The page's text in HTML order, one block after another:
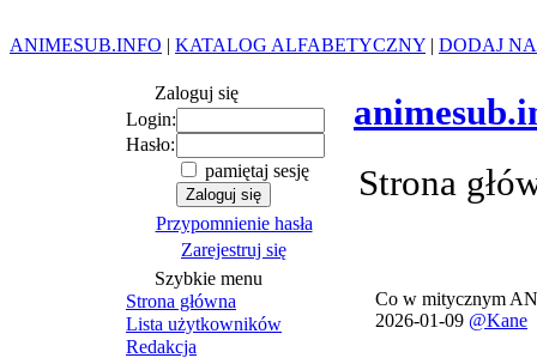
ANIMESUB.INFO | KATALOG ALFABETYCZNY | DODAJ
Zaloguj się
Login:
Hasło:
pamiętaj sesję
Przypomnienie hasła
Zarejestruj się
Szybkie menu
Strona główna
Lista użytkowników
Redakcja
Strona
Co w mitycznym
2026-01-09 @Kane